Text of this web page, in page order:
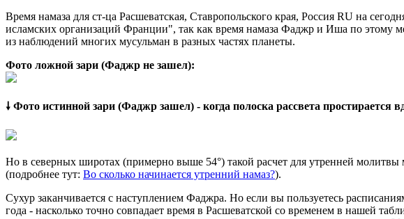
Время намаза для ст-ца Расшеватская, Ставропольского края, Россия RU на
исламских организаций Франции", так как время намаза Фаджр и Иша по этому
из наблюдений многих мусульман в разных частях планеты.
Фото ложной зари (Фаджр не зашел):
🠗 Фото истинной зари (Фаджр зашел) - когда полоска рассвета простирается
Но в северных широтах (примерно выше 54°) такой расчет для утренней
(подробнее тут: Во сколько начинается утренний намаз?).
Сухур заканчивается с наступлением Фаджра. Но если вы пользуетесь
года - насколько точно совпадает время в Расшеватской со временем в нашей